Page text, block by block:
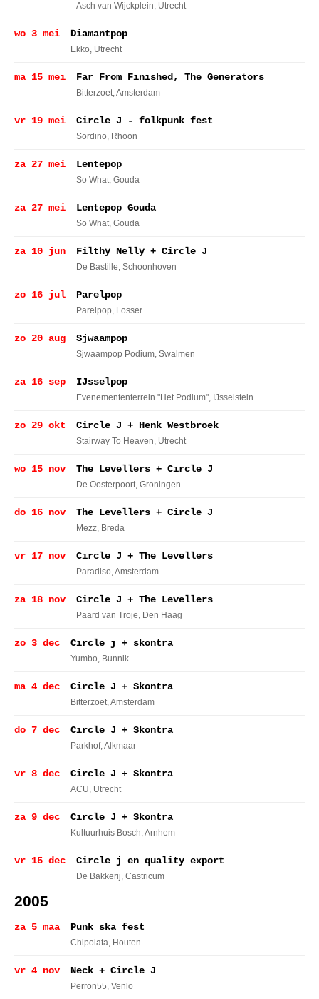
Asch van Wijckplein, Utrecht
wo 3 mei Diamantpop
Ekko, Utrecht
ma 15 mei Far From Finished, The Generators
Bitterzoet, Amsterdam
vr 19 mei Circle J - folkpunk fest
Sordino, Rhoon
za 27 mei Lentepop
So What, Gouda
za 27 mei Lentepop Gouda
So What, Gouda
za 10 jun Filthy Nelly + Circle J
De Bastille, Schoonhoven
zo 16 jul Parelpop
Parelpop, Losser
zo 20 aug Sjwaampop
Sjwaampop Podium, Swalmen
za 16 sep IJsselpop
Evenemententerrein "Het Podium", IJsselstein
zo 29 okt Circle J + Henk Westbroek
Stairway To Heaven, Utrecht
wo 15 nov The Levellers + Circle J
De Oosterpoort, Groningen
do 16 nov The Levellers + Circle J
Mezz, Breda
vr 17 nov Circle J + The Levellers
Paradiso, Amsterdam
za 18 nov Circle J + The Levellers
Paard van Troje, Den Haag
zo 3 dec Circle j + skontra
Yumbo, Bunnik
ma 4 dec Circle J + Skontra
Bitterzoet, Amsterdam
do 7 dec Circle J + Skontra
Parkhof, Alkmaar
vr 8 dec Circle J + Skontra
ACU, Utrecht
za 9 dec Circle J + Skontra
Kultuurhuis Bosch, Arnhem
vr 15 dec Circle j en quality export
De Bakkerij, Castricum
2005
za 5 maa Punk ska fest
Chipolata, Houten
vr 4 nov Neck + Circle J
Perron55, Venlo